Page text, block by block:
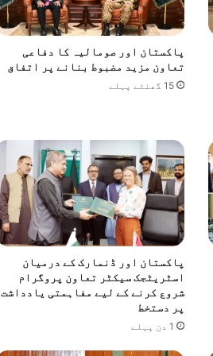
و
ک
پ
ا
ن
ک
ا
د
و
ر
ہ
پاکستان اور صومالیہ کا دفاعی
تعاون مزید مضبوط بنانے پر اتفاق
15 گھنٹے پہلے
پاکستان اور ڈنمارک کے درمیان
اسٹریٹجک سیکٹر تعاون پروگرام
شروع کرنے کے لیے مفاہمتی یادداشت
پر دستخط
1 دن پہلے